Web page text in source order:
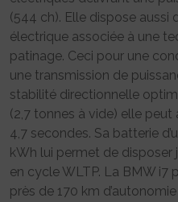
(544 ch). Elle dispose aussi
électrique associée à une
patinage. Ceci pour une
une transmission de
stabilité directionnelle
(2,7 tonnes à vide) elle
4,7 secondes. Sa batterie
kWh lui permet de disposer
en cycle WLTP. La BMW i7
près de 170 km